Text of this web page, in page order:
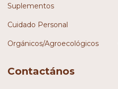
Suplementos
Cuidado Personal
Orgánicos/Agroecológicos
Contactános